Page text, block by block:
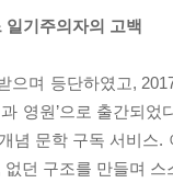
기주의자의 고백
으며 등단하였고,
영원’으로 출간되
념 문학 구독 서비스
던 구조를 만들며